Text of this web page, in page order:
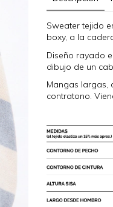
Sweater tejido
boxy, a la
Diseño rayado
dibujo de un
Mangas largas,
contratono.